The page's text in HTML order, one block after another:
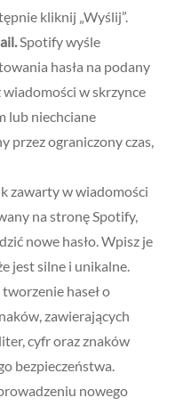
kliknij „Wyślij”.
Spotify wyśle
hasła na podany
w skrzynce
lub niechciane
przez ograniczony czas,
zawarty w wiadomości
na stronę Spotify,
nowe hasło. Wpisz je
jest silne i unikalne.
haseł o
zawierających
cyfr oraz znaków
bezpieczeństwa.
nowego